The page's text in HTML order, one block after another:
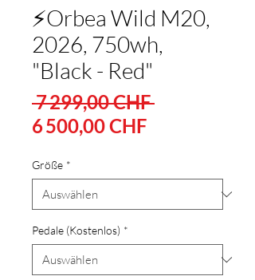
⚡Orbea Wild M20,
2026, 750wh,
"Black - Red"
7 299,00 CHF
6 500,00 CHFSale-
Größe *
Pedale (Kostenlos) *